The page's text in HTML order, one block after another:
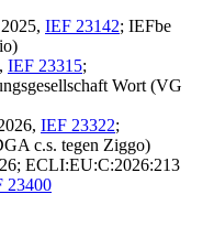
IEF 23142; IEFbe
IEF 23315;
Wort (VG
IEF 23322;
c.s. tegen Ziggo)
ECLI:EU:C:2026:213
23400